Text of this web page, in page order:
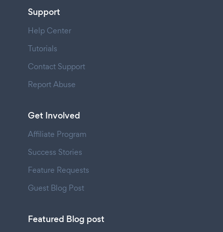
Support
Help Center
Tutorials
Contact Support
Report Abuse
Get Involved
Affiliate Program
Success Stories
Feature Requests
Guest Blog Post
Featured Blog post